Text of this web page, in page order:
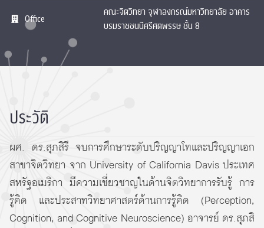
Office
คณะจิตวิทยา จุฬาลงกรณ์มหาวิทยาลัย อาคาร
บรมราชชนนีศรีศตพรรษ ชั้น 8
ประวัติ
ผศ. ดร.สุภสิรี จบการศึกษาระดับปริญญาโทและปริญญาเอก
สาขาจิตวิทยา จาก University of California Davis ประเทศ
สหรัฐอเมริกา มีความเชี่ยวชาญในด้านจิตวิทยาการรับรู้ การ
รู้คิด และประสาทวิทยาศาสตร์ด้านการรู้คิด (Perception,
Cognition, and Cognitive Neuroscience) อาจารย์ ดร.สุภสิ